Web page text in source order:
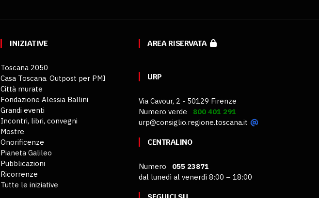
INIZIATIVE
Toscana 2050
Casa Toscana. Outpost per PMI
Città murate
Fondazione Alessia Ballini
Grandi eventi
Incontri, libri, convegni
Mostre
Onorificenze
Pianeta Galileo
Pubblicazioni
Ricorrenze
Tutte le iniziative
AREA RISERVATA
URP
Via Cavour, 2 - 50129 Firenze
Numero verde 800 401 291
urp@consiglio.regione.toscana.it
CENTRALINO
Numero 055 23871
dal lunedì al venerdì 8:00 – 18:00